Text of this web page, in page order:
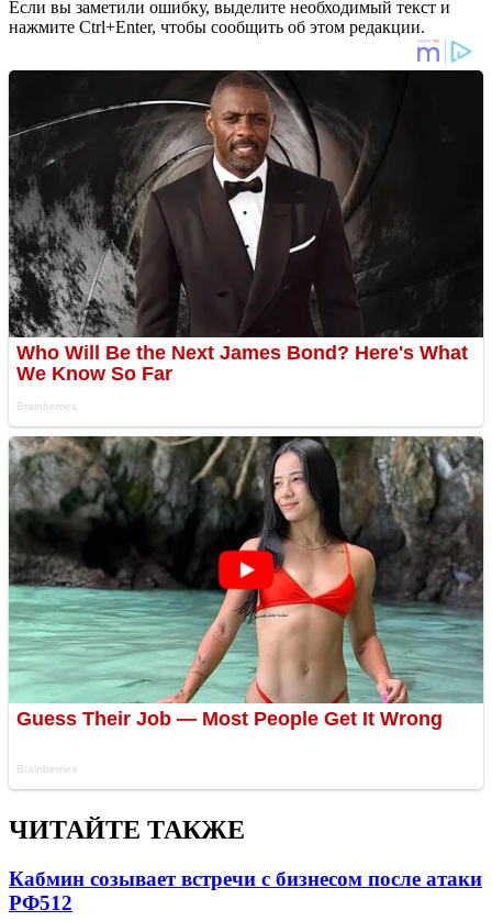
Если вы заметили ошибку, выделите необходимый текст и
нажмите Ctrl+Enter, чтобы сообщить об этом редакции.
ЧИТАЙТЕ ТАКЖЕ
Кабмин созывает встречи с бизнесом после атаки
РФ512